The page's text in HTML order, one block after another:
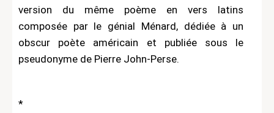
version du même poème en vers latins
composée par le génial Ménard, dédiée à un
obscur poète américain et publiée sous le
pseudonyme de Pierre John-Perse.
*